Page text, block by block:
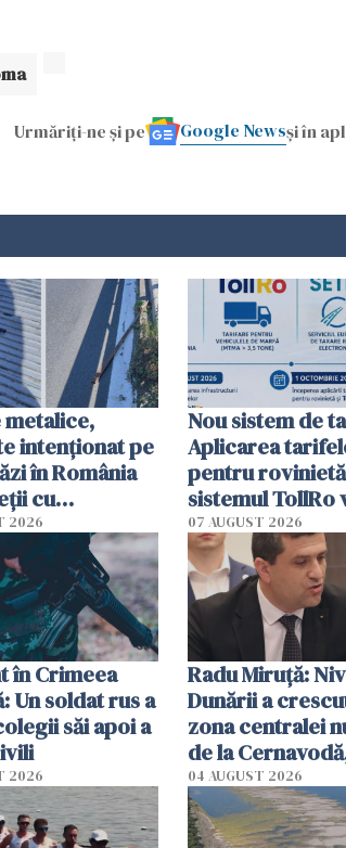
Urmăriți-ne și pe Google Newsși în
metalice,
intenționat pe
în România
cu
"Mi-au
lei să mă
2026
Nou sistem de
Aplicarea
pentru
sistemul TollRo
începe la 1
07 AUGUST 2026
în Crimeea
Un soldat rus a
săi apoi a
2026
Radu Miruţă:
Dunării a
zona centralei
de la
cm faţă de ziua
04 AUGUST 2026